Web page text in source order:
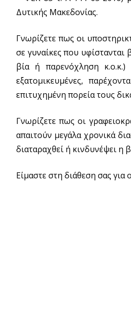
Δυτικής Μακεδονίας.
Γνωρίζετε πως οι
σε γυναίκες που
βία ή παρενόχληση κ.ο.κ.)
εξατομικευμένες,
επιτυχημένη πορεία τους
Γνωρίζετε πως οι
απαιτούν μεγάλα χρονικά
διαταραχθεί ή κινδυνέψει
Είμαστε στη διάθεση σας για